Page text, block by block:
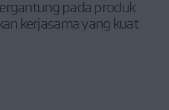
pada produk
kerjasama yang kuat